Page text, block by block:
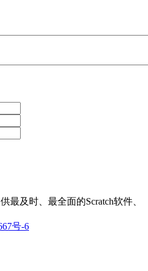
最及时、最全面的Scratch软件、
号-6